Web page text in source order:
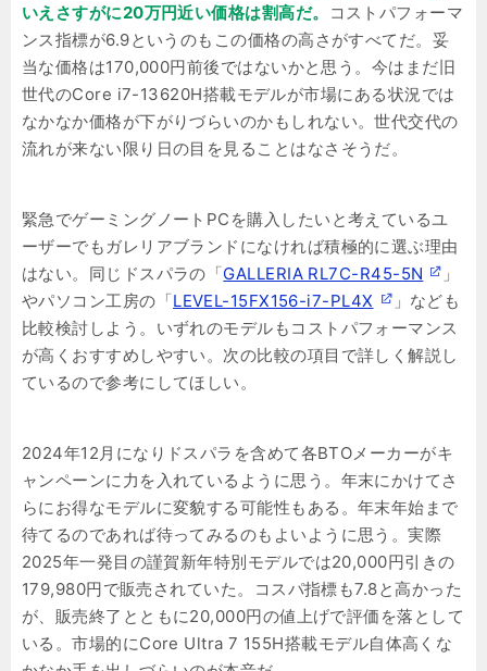
いえさすがに20万円近い価格は割高だ。
コストパフォーマ
ンス指標が6.9というのもこの価格の高さがすべてだ。妥
当な価格は170,000円前後ではないかと思う。今はまだ旧
世代のCore i7-13620H搭載モデルが市場にある状況では
なかなか価格が下がりづらいのかもしれない。世代交代の
流れが来ない限り日の目を見ることはなさそうだ。
緊急でゲーミングノートPCを購入したいと考えているユ
ーザーでもガレリアブランドになければ積極的に選ぶ理由
はない。同じドスパラの「GALLERIA RL7C-R45-5N
」
やパソコン工房の「LEVEL-15FX156-i7-PL4X
」なども
比較検討しよう。いずれのモデルもコストパフォーマンス
が高くおすすめしやすい。次の比較の項目で詳しく解説し
ているので参考にしてほしい。
2024年12月になりドスパラを含めて各BTOメーカーがキ
ャンペーンに力を入れているように思う。年末にかけてさ
らにお得なモデルに変貌する可能性もある。年末年始まで
待てるのであれば待ってみるのもよいように思う。実際
2025年一発目の謹賀新年特別モデルでは20,000円引きの
179,980円で販売されていた。コスパ指標も7.8と高かった
が、販売終了とともに20,000円の値上げで評価を落として
いる。市場的にCore Ultra 7 155H搭載モデル自体高くな